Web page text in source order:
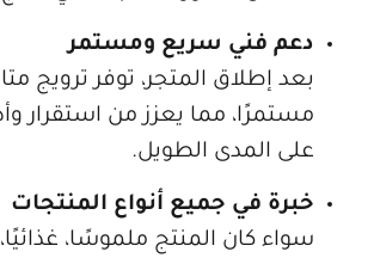
فني سريع ومستمر
المتجر، توفر ترويج متابعة ودعمًا
مما يعزز من استقرار وأداء
الطويل.
في جميع أنواع المنتجات
كان المنتج ملموسًا، غذائيًا، رقميًا أو